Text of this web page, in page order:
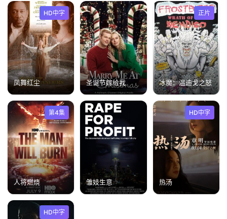
HD中字
凤舞红尘 圣诞节嫁给我
正片
冰魔：温迪戈之怒
第4集
人将燃烧 雏妓生意
HD中字
热汤
HD中字